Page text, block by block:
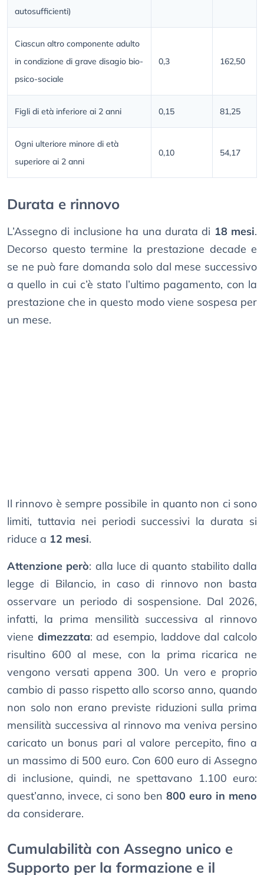
autosufficienti)
Ciascun altro componente adulto
in condizione di grave disagio bio-
psico-sociale
0,3 162,50
Figli di età inferiore ai 2 anni 0,15 81,25
Ogni ulteriore minore di età
superiore ai 2 anni
0,10 54,17
Durata e rinnovo
L’Assegno di inclusione ha una durata di 18 mesi.
Decorso questo termine la prestazione decade e
se ne può fare domanda solo dal mese successivo
a quello in cui c’è stato l’ultimo pagamento, con la
prestazione che in questo modo viene sospesa per
un mese.
Il rinnovo è sempre possibile in quanto non ci sono
limiti, tuttavia nei periodi successivi la durata si
riduce a 12 mesi.
Attenzione però: alla luce di quanto stabilito dalla
legge di Bilancio, in caso di rinnovo non basta
osservare un periodo di sospensione. Dal 2026,
infatti, la prima mensilità successiva al rinnovo
viene dimezzata: ad esempio, laddove dal calcolo
risultino 600 al mese, con la prima ricarica ne
vengono versati appena 300. Un vero e proprio
cambio di passo rispetto allo scorso anno, quando
non solo non erano previste riduzioni sulla prima
mensilità successiva al rinnovo ma veniva persino
caricato un bonus pari al valore percepito, fino a
un massimo di 500 euro. Con 600 euro di Assegno
di inclusione, quindi, ne spettavano 1.100 euro:
quest’anno, invece, ci sono ben 800 euro in meno
da considerare.
Cumulabilità con Assegno unico e
Supporto per la formazione e il